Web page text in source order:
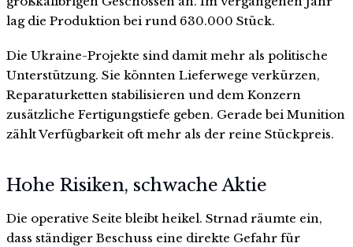
lag die Produktion bei rund 630.000 Stück.
Die Ukraine-Projekte sind damit mehr als politische
Unterstützung. Sie könnten Lieferwege verkürzen,
Reparaturketten stabilisieren und dem Konzern
zusätzliche Fertigungstiefe geben. Gerade bei Munition
zählt Verfügbarkeit oft mehr als der reine Stückpreis.
Hohe Risiken, schwache Aktie
Die operative Seite bleibt heikel. Strnad räumte ein,
dass ständiger Beschuss eine direkte Gefahr für